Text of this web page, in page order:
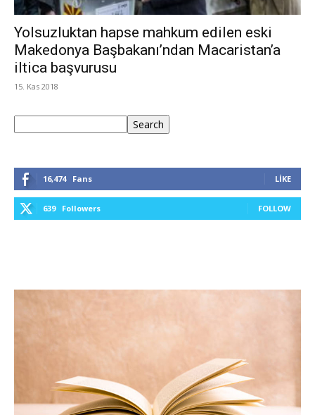
Yolsuzluktan hapse mahkum edilen eski
Makedonya Başbakanı’ndan Macaristan’a
iltica başvurusu
15. Kas 2018
Search
16,474 Fans LIKE
639 Followers FOLLOW